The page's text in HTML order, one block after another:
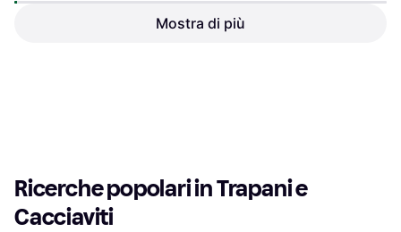
Bosch GBH 18V-26
Mostra di più
Ricerche popolari in Trapani e
Cacciaviti